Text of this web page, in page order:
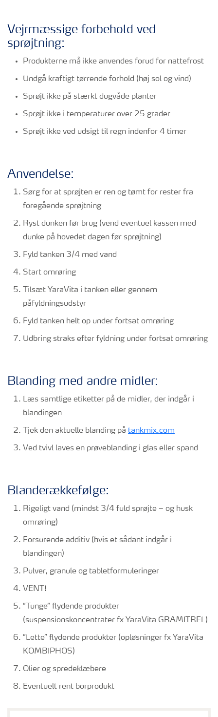
Vejrmæssige forbehold ved
sprøjtning:
Produkterne må ikke anvendes forud for nattefrost
Undgå kraftigt tørrende forhold (høj sol og vind)
Sprøjt ikke på stærkt dugvåde planter
Sprøjt ikke i temperaturer over 25 grader
Sprøjt ikke ved udsigt til regn indenfor 4 timer
Anvendelse:
Sørg for at sprøjten er ren og tømt for rester fra
foregående sprøjtning
Ryst dunken før brug (vend eventuel kassen med
dunke på hovedet dagen før sprøjtning)
Fyld tanken 3/4 med vand
Start omrøring
Tilsæt YaraVita i tanken eller gennem
påfyldningsudstyr
Fyld tanken helt op under fortsat omrøring
Udbring straks efter fyldning under fortsat omrøring
Blanding med andre midler:
Læs samtlige etiketter på de midler, der indgår i
blandingen
Tjek den aktuelle blanding på tankmix.com
Ved tvivl laves en prøveblanding i glas eller spand
Blanderækkefølge:
Rigeligt vand (mindst 3/4 fuld sprøjte – og husk
omrøring)
Forsurende additiv (hvis et sådant indgår i
blandingen)
Pulver, granule og tabletformuleringer
VENT!
”Tunge” flydende produkter
(suspensionskoncentrater fx YaraVita GRAMITREL)
”Lette” flydende produkter (opløsninger fx YaraVita
KOMBIPHOS)
Olier og spredeklæbere
Eventuelt rent borprodukt